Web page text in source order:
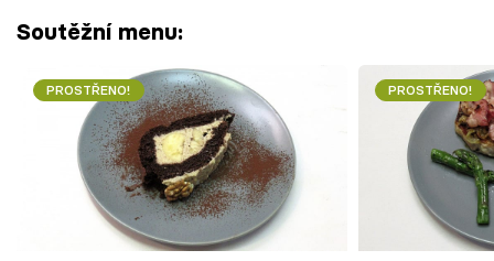
Soutěžní menu:
PROSTŘENO! PROSTŘENO!